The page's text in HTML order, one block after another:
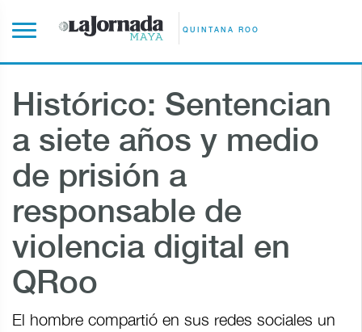
QUINTANA ROO
Histórico: Sentencian
a siete años y medio
de prisión a
responsable de
violencia digital en
QRoo
El hombre compartió en sus redes sociales un